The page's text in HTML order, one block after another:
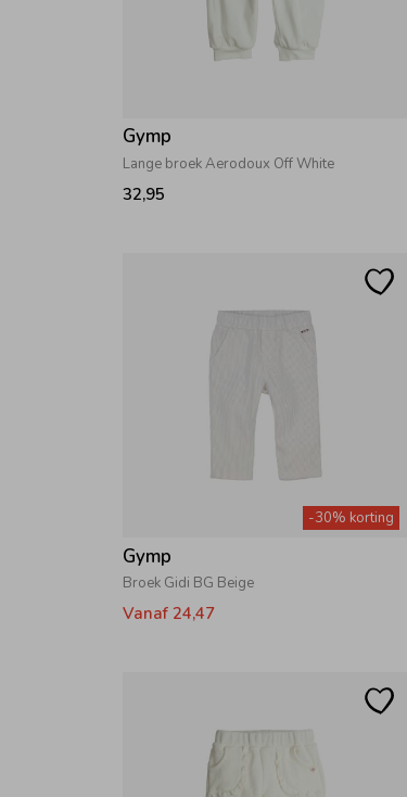
Gymp
Lange broek Aerodoux Off White
32,95
-30% korting
Gymp
Broek Gidi BG Beige
Vanaf 24,47